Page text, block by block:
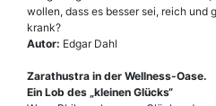
wollen, dass es besser sei, reich und
krank?
Autor: Edgar Dahl
Zarathustra in der Wellness-Oase.
Ein Lob des „kleinen Glücks“